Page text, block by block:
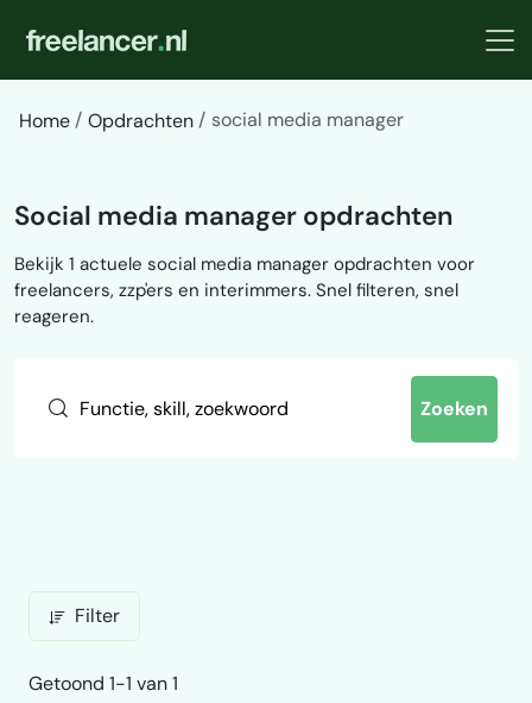
Home Opdrachten social media manager
Social media manager opdrachten
Bekijk 1 actuele social media manager opdrachten voor
freelancers, zzp'ers en interimmers. Snel filteren, snel
reageren.
Zoeken
Filter
Getoond 1-1 van 1